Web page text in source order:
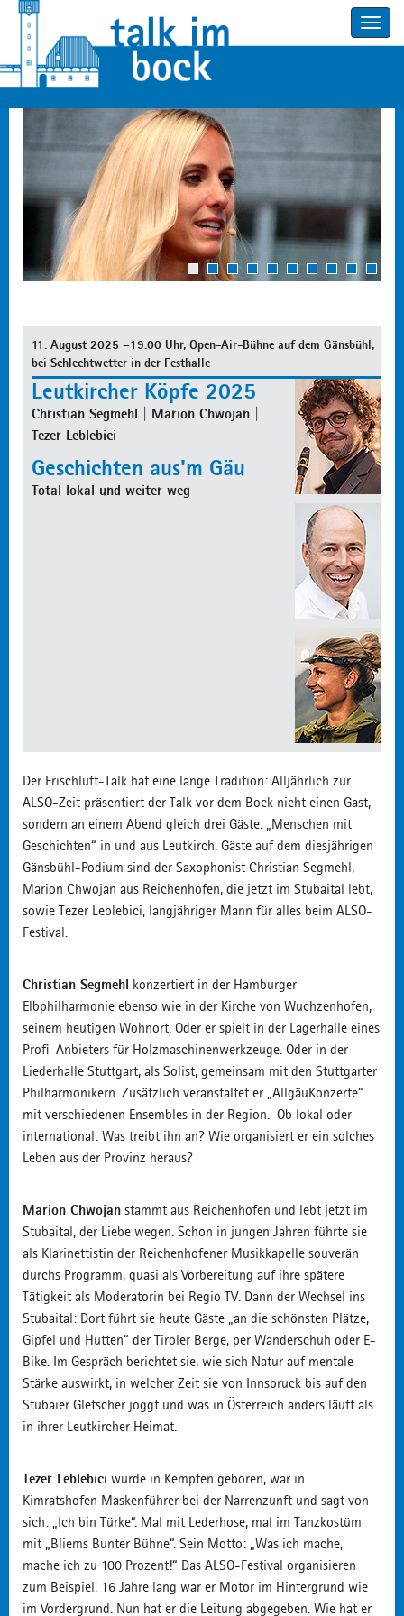
Toggle
1 2 3 4 5 6 7 8 9 10
11. August 2025 –19.00 Uhr, Open-Air-Bühne auf dem Gänsbühl,
bei Schlechtwetter in der Festhalle
Leutkircher Köpfe 2025
Christian Segmehl | Marion Chwojan |
Tezer Leblebici
Geschichten aus'm Gäu
Total lokal und weiter weg
Der Frischluft-Talk hat eine lange Tradition: Alljährlich zur
ALSO-Zeit präsentiert der Talk vor dem Bock nicht einen Gast,
sondern an einem Abend gleich drei Gäste. „Menschen mit
Geschichten“ in und aus Leutkirch. Gäste auf dem diesjährigen
Gänsbühl-Podium sind der Saxophonist Christian Segmehl,
Marion Chwojan aus Reichenhofen, die jetzt im Stubaital lebt,
sowie Tezer Leblebici, langjähriger Mann für alles beim ALSO-
Festival.
Christian Segmehl konzertiert in der Hamburger
Elbphilharmonie ebenso wie in der Kirche von Wuchzenhofen,
seinem heutigen Wohnort. Oder er spielt in der Lagerhalle eines
Profi-Anbieters für Holzmaschinenwerkzeuge. Oder in der
Liederhalle Stuttgart, als Solist, gemeinsam mit den Stuttgarter
Philharmonikern. Zusätzlich veranstaltet er „AllgäuKonzerte“
mit verschiedenen Ensembles in der Region. Ob lokal oder
international: Was treibt ihn an? Wie organisiert er ein solches
Leben aus der Provinz heraus?
Marion Chwojan stammt aus Reichenhofen und lebt jetzt im
Stubaital, der Liebe wegen. Schon in jungen Jahren führte sie
als Klarinettistin der Reichenhofener Musikkapelle souverän
durchs Programm, quasi als Vorbereitung auf ihre spätere
Tätigkeit als Moderatorin bei Regio TV. Dann der Wechsel ins
Stubaital: Dort führt sie heute Gäste „an die schönsten Plätze,
Gipfel und Hütten“ der Tiroler Berge, per Wanderschuh oder E-
Bike. Im Gespräch berichtet sie, wie sich Natur auf mentale
Stärke auswirkt, in welcher Zeit sie von Innsbruck bis auf den
Stubaier Gletscher joggt und was in Österreich anders läuft als
in ihrer Leutkircher Heimat.
Tezer Leblebici wurde in Kempten geboren, war in
Kimratshofen Maskenführer bei der Narrenzunft und sagt von
sich: „Ich bin Türke“. Mal mit Lederhose, mal im Tanzkostüm
mit „Bliems Bunter Bühne“. Sein Motto: „Was ich mache,
mache ich zu 100 Prozent!“ Das ALSO-Festival organisieren
zum Beispiel. 16 Jahre lang war er Motor im Hintergrund wie
im Vordergrund. Nun hat er die Leitung abgegeben. Wie hat er